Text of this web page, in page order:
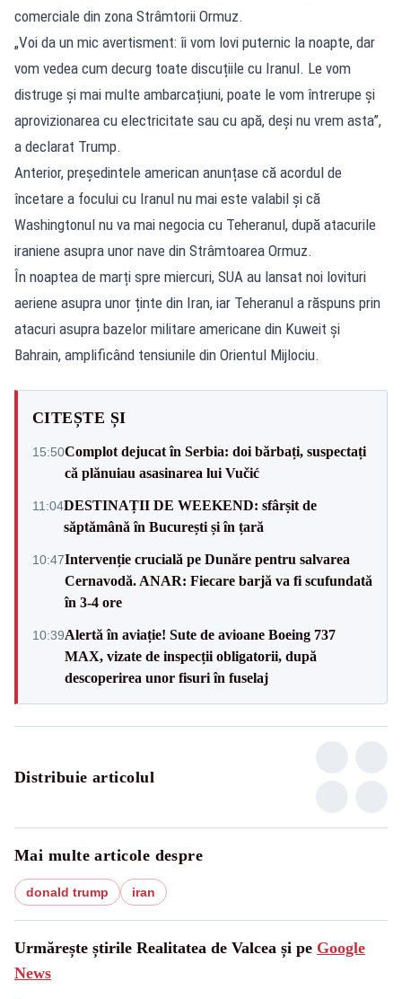
comerciale din zona Strâmtorii Ormuz.
„Voi da un mic avertisment: îi vom lovi puternic la noapte, dar
vom vedea cum decurg toate discuțiile cu Iranul. Le vom
distruge și mai multe ambarcațiuni, poate le vom întrerupe și
aprovizionarea cu electricitate sau cu apă, deși nu vrem asta”,
a declarat Trump.
Anterior, președintele american anunțase că acordul de
încetare a focului cu Iranul nu mai este valabil și că
Washingtonul nu va mai negocia cu Teheranul, după atacurile
iraniene asupra unor nave din Strâmtoarea Ormuz.
În noaptea de marți spre miercuri, SUA au lansat noi lovituri
aeriene asupra unor ținte din Iran, iar Teheranul a răspuns prin
atacuri asupra bazelor militare americane din Kuweit și
Bahrain, amplificând tensiunile din Orientul Mijlociu.
CITEȘTE ȘI
15:50Complot dejucat în Serbia: doi bărbați, suspectați
că plănuiau asasinarea lui Vučić
11:04DESTINAȚII DE WEEKEND: sfârșit de
săptămână în București și în țară
10:47Intervenție crucială pe Dunăre pentru salvarea
Cernavodă. ANAR: Fiecare barjă va fi scufundată
în 3-4 ore
10:39Alertă în aviație! Sute de avioane Boeing 737
MAX, vizate de inspecții obligatorii, după
descoperirea unor fisuri în fuselaj
Distribuie articolul
Mai multe articole despre
donald trump iran
Urmărește știrile Realitatea de Valcea și pe Google
News